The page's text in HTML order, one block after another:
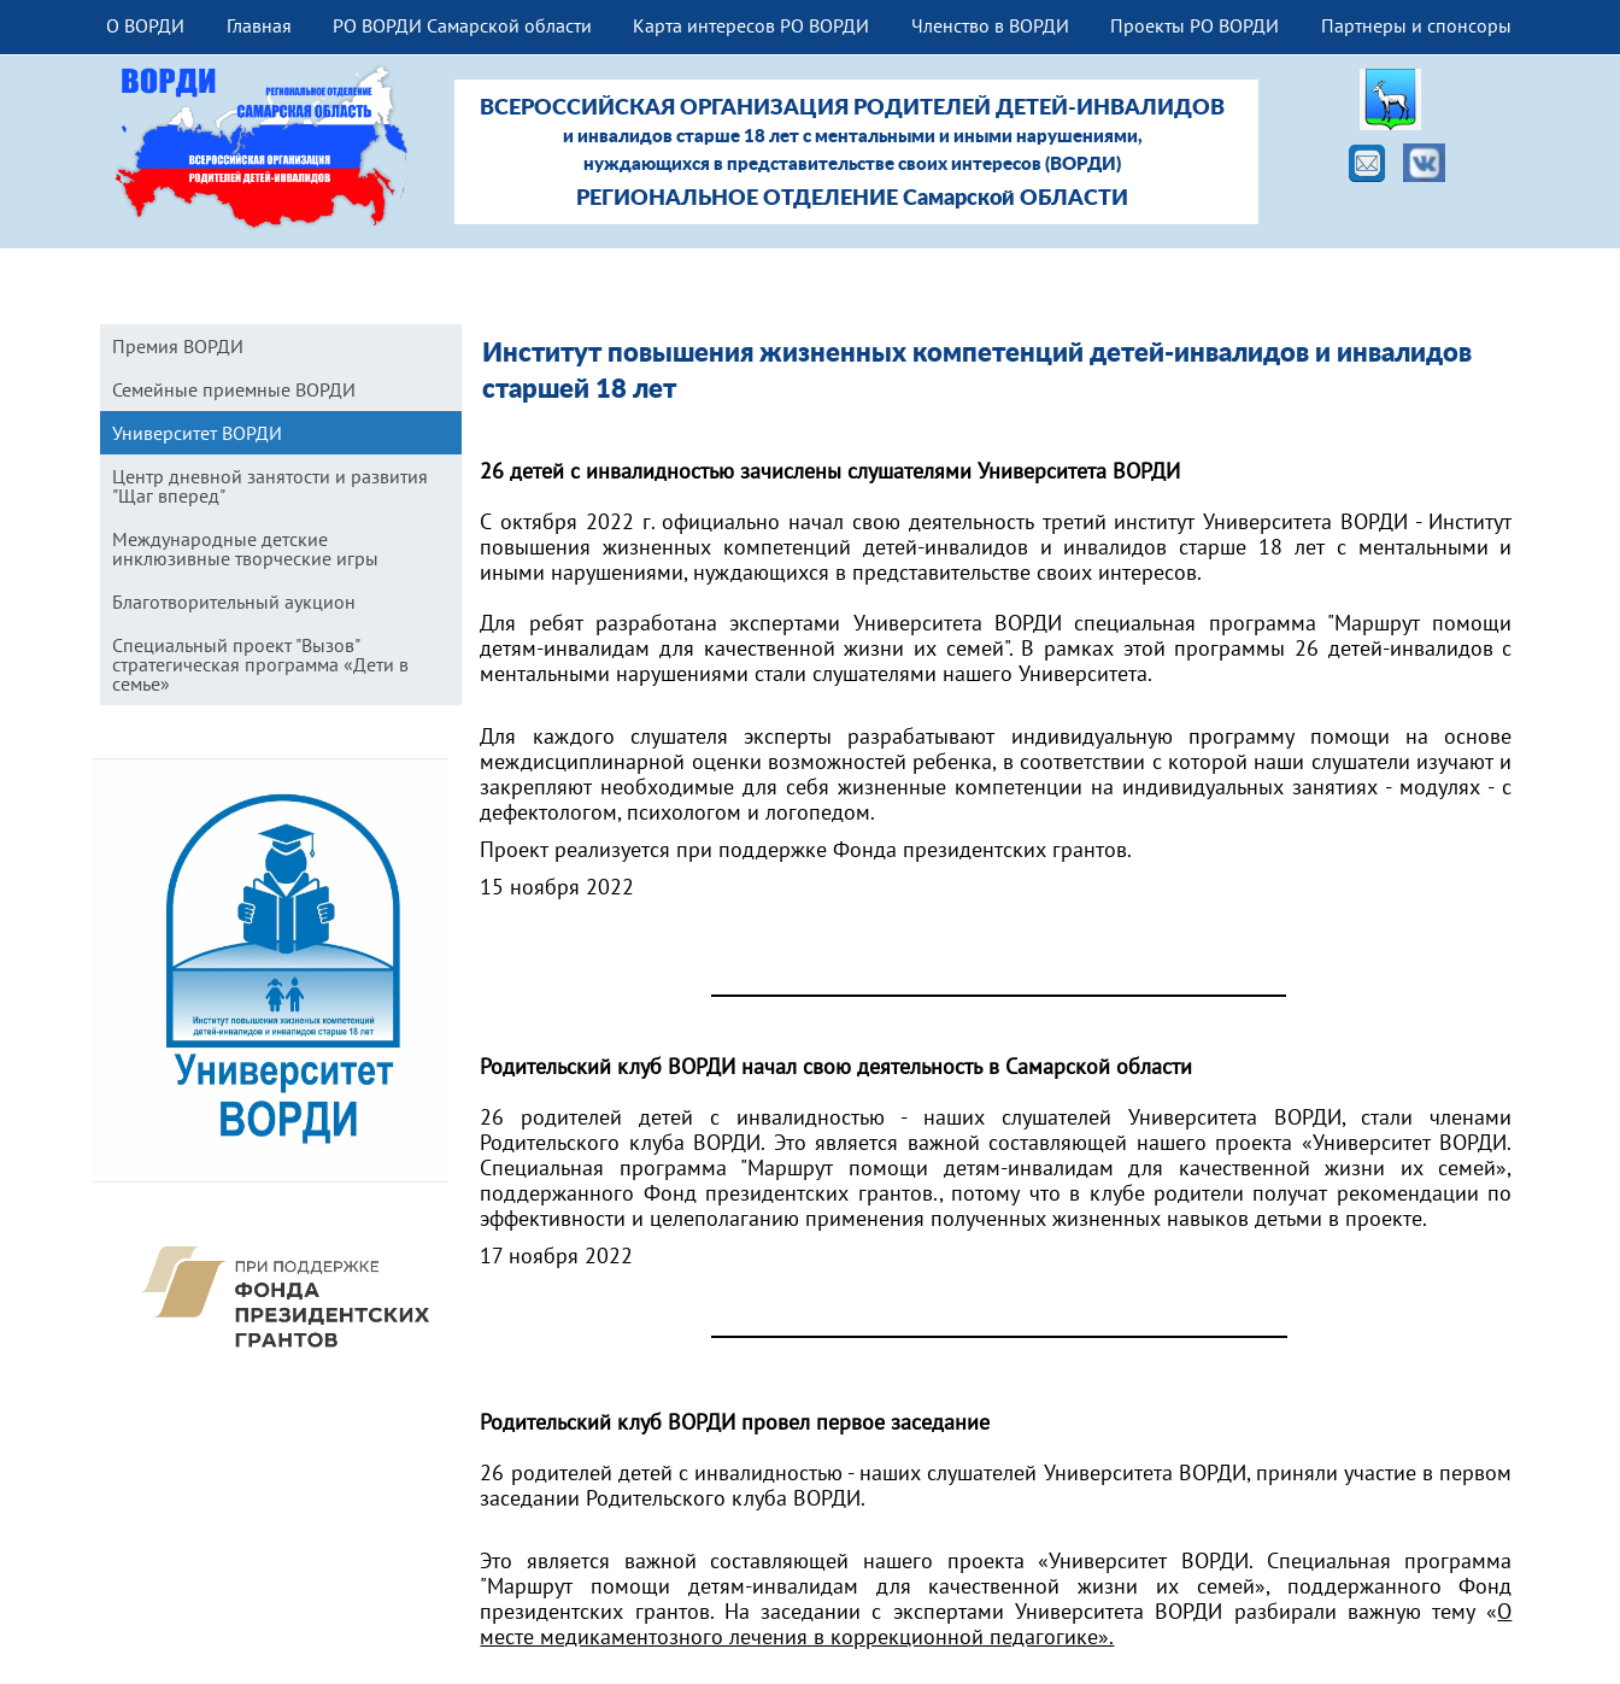
О ВОРДИ Главная РО ВОРДИ Самарской области Карта интересов РО ВОРДИ Членство в ВОРДИ Проекты РО ВОРДИ Партнеры и спонсоры
ВСЕРОССИЙСКАЯ ОРГАНИЗАЦИЯ РОДИТЕЛЕЙ ДЕТЕЙ-ИНВАЛИДОВ
и инвалидов старше 18 лет с ментальными и иными нарушениями,
нуждающихся в представительстве своих интересов (ВОРДИ)
РЕГИОНАЛЬНОЕ ОТДЕЛЕНИЕ Самарской ОБЛАСТИ
26 детей с инвалидностью зачислены слушателями Университета ВОРДИ
С октября 2022 г. официально начал свою деятельность третий институт Университета ВОРДИ - Институт
повышения жизненных компетенций детей-инвалидов и инвалидов старше 18 лет с ментальными и
иными нарушениями, нуждающихся в представительстве своих интересов.
Для ребят разработана экспертами Университета ВОРДИ специальная программа "Маршрут помощи
детям-инвалидам для качественной жизни их семей". В рамках этой программы 26 детей-инвалидов с
ментальными нарушениями стали слушателями нашего Университета.
Для каждого слушателя эксперты разрабатывают индивидуальную программу помощи на основе
междисциплинарной оценки возможностей ребенка, в соответствии с которой наши слушатели изучают и
закрепляют необходимые для себя жизненные компетенции на индивидуальных занятиях - модулях - с
дефектологом, психологом и логопедом.
Проект реализуется при поддержке Фонда президентских грантов.
15 ноября 2022
Премия ВОРДИ
Семейные приемные ВОРДИ
Университет ВОРДИ
Центр дневной занятости и развития
"Щаг вперед"
Международные детские
инклюзивные творческие игры
Благотворительный аукцион
Специальный проект "Вызов"
стратегическая программа «Дети в
семье»
Институт повышения жизненных компетенций детей-инвалидов и инвалидов
старшей 18 лет
Родительский клуб ВОРДИ начал свою деятельность в Самарской области
26 родителей детей с инвалидностью - наших слушателей Университета ВОРДИ, стали членами
Родительского клуба ВОРДИ. Это является важной составляющей нашего проекта «Университет ВОРДИ.
Специальная программа "Маршрут помощи детям-инвалидам для качественной жизни их семей»,
поддержанного Фонд президентских грантов., потому что в клубе родители получат рекомендации по
эффективности и целеполаганию применения полученных жизненных навыков детьми в проекте.
17 ноября 2022
Родительский клуб ВОРДИ провел первое заседание
26 родителей детей с инвалидностью - наших слушателей Университета ВОРДИ, приняли участие в первом
заседании Родительского клуба ВОРДИ.
Это является важной составляющей нашего проекта «Университет ВОРДИ. Специальная программа
"Маршрут помощи детям-инвалидам для качественной жизни их семей», поддержанногоФонд
президентских грантов. На заседании с экспертами Университета ВОРДИ разбирали важную тему «О
месте медикаментозного лечения в коррекционной педагогике».